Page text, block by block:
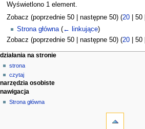
Wyświetlono 1 element.
Zobacz (poprzednie 50| następne 50) (20| 50|
Strona główna (← linkujące)
Zobacz (poprzednie 50| następne 50) (20| 50|
M
e
n
u
n
działania na stronie
strona
czytaj
narzędzia osobiste
nawigacja
Strona główna